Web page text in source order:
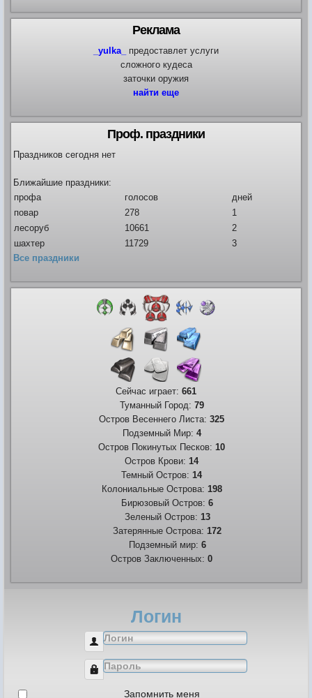
Реклама
_yulka_
предоставлет услуги
сложного кудеса
заточки оружия
найти еще
Проф. праздники
Праздников сегодня нет
Ближайшие праздники:
профа
голосов
дней
повар
278
1
лесоруб
10661
2
шахтер
11729
3
Все праздники
Сейчас играет: 661
Туманный Город: 79
Остров Весеннего Листа: 325
Подземный Мир: 4
Остров Покинутых Песков: 10
Остров Крови: 14
Темный Остров: 14
Колониальные Острова: 198
Бирюзовый Остров: 6
Зеленый Остров: 13
Затерянные Острова: 172
Подземный мир: 6
Остров Заключенных: 0
Логин
Запомнить меня